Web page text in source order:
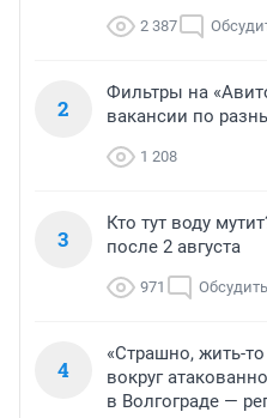
2 387
2
Фильтры на
вакансии по
1 208
3
Кто тут воду
после 2 августа
971 Обсудить
4
«Страшно, жить-
вокруг
в Волгограде —